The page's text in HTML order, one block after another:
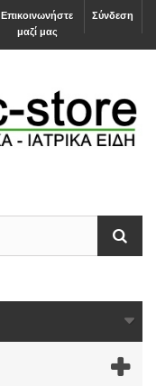
Σύνδεση
Επικοινωνήστε
μαζί μας